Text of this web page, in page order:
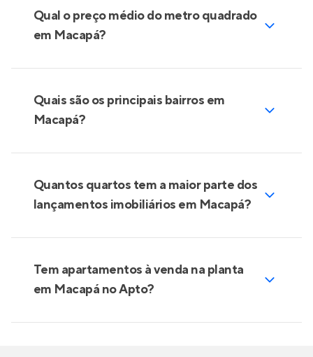
Qual o preço médio do metro quadrado
em Macapá?
Quais são os principais bairros em
Macapá?
Quantos quartos tem a maior parte dos
lançamentos imobiliários em Macapá?
Tem apartamentos à venda na planta
em Macapá no Apto?